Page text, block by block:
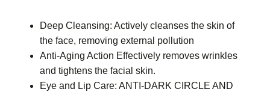
Deep Cleansing: Actively cleanses the skin of
the face, removing external pollution
Anti-Aging Action Effectively removes wrinkles
and tightens the facial skin.
Eye and Lip Care: ANTI-DARK CIRCLE AND